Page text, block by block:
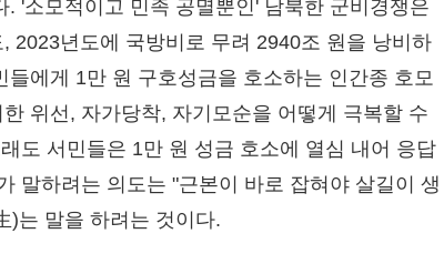
. '소모적이고 민족 공멸뿐인' 남북한 군비경쟁은
2023년도에 국방비로 무려 2940조 원을 낭비하
들에게 1만 원 구호성금을 호소하는 인간종 호모
위선, 자가당착, 자기모순을 어떻게 극복할 수
도 서민들은 1만 원 성금 호소에 열심 내어 응답
말하려는 의도는 "근본이 바로 잡혀야 살길이 생
)는 말을 하려는 것이다.